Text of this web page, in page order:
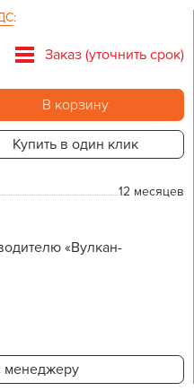
:
Заказ (уточнить срок)
В корзину
Купить в один клик
12 месяцев
«Вулкан-
менеджеру